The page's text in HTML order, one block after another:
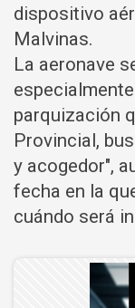
dispositivo
Malvinas.
La aeronave
parquización
Provincial,
y acogedor",
fecha en la
cuándo será